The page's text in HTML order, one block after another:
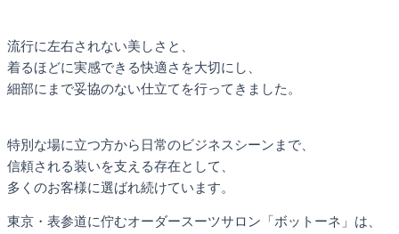
流行に左右されない美しさと、
着るほどに実感できる快適さを大切にし、
細部にまで妥協のない仕立てを行ってきました。
特別な場に立つ方から日常のビジネスシーンまで、
信頼される装いを支える存在として、
多くのお客様に選ばれ続けています。
東京・表参道に佇むオーダースーツサロン「ボットーネ」は、